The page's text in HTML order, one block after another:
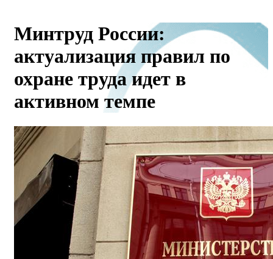
Минтруд России:
актуализация правил по
охране труда идет в
активном темпе